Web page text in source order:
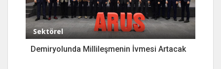
Sektörel
Demiryolunda Millileşmenin İvmesi Artacak